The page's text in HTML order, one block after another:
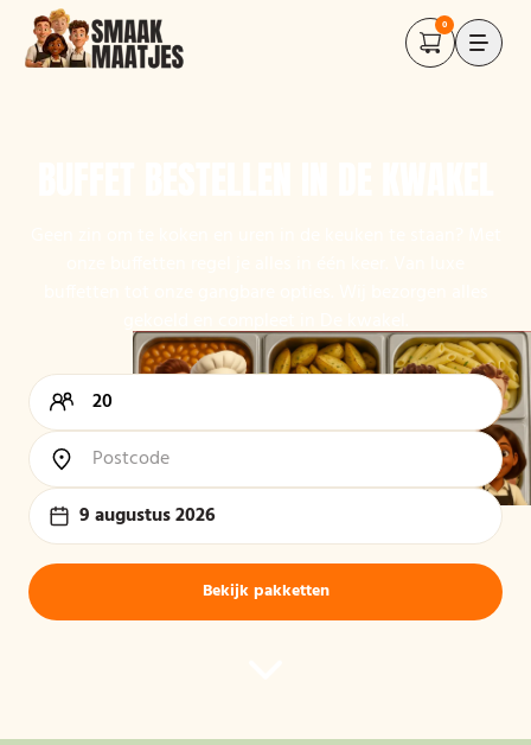
0
9 augustus 2026
Bekijk pakketten